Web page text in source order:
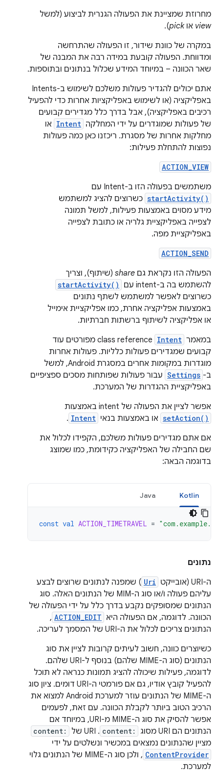
מחרוזת שמציינת את הפעולה הגנרית לביצוע (למשל
view אוpick
).
במקרה של כוונת שידור, זו הפעולה שהתרחשה
ומדווחת. הפעולה קובעת במידה רבה את המבנה של
שאר הכוונה – במיוחד המידע שכלול בנתונים ובתוספות.
אתם יכולים להגדיר פעולות משלכם לשימוש ב-Intents
באפליקציה (או לשימוש באפליקציות אחרות כדי להפעיל
רכיבים באפליקציה), אבל בדרך כלל מגדירים קבועים
של פעולות שמוגדרים על ידי המחלקה Intent או
מחלקות אחרות של מסגרת. ריכזנו כאן כמה פעולות
נפוצות להתחלת פעילות:
ACTION_VIEW
משתמשים בפעולה הזו ב-Intent עם
startActivity() כשרוצים להציג למשתמש
מידע מסוים באמצעות פעילות, למשל תמונה
לצפייה באפליקציית גלריה או כתובת לצפייה
באפליקציית מפה.
ACTION_SEND
הפעולה הזו נקראת גם share (שיתוף), וצריך
להשתמש בה ב-intent עם
startActivity()
כשרוצים לאפשר למשתמש לשתף נתונים
באמצעות אפליקציה אחרת, כמו אפליקציית אימייל
או אפליקציה לשיתוף ברשתות חברתיות.
במאמר Intent
class reference מפורטים עוד
קבועים שמגדירים פעולות כלליות. פעולות אחרות
מוגדרות במקומות אחרים במסגרת Android, למשל
ב- Settings עבור פעולות שפותחות מסכים ספציפיים
באפליקציית ההגדרות של המערכת.
אפשר לציין את הפעולה של intent באמצעות
setAction() או באמצעות בנאי Intent
.
אם אתם מגדירים פעולות משלכם, הקפידו לכלול את
שם החבילה של האפליקציה כקידומת, כמו שמוצג
בדוגמה הבאה:
Kotlin
Java
const val ACTION_TIMETRAVEL =
נתונים
ה-URI (אובייקט
Uri ) שמפנה לנתונים שרוצים לבצע
עליהם פעולה ו/או סוג ה-MIM של הנתונים האלה. סוג
הנתונים שמסופקים נקבע בדרך כלל על ידי הפעולה של
הכוונה. לדוגמה, אם הפעולה היא ACTION_EDIT
,
הנתונים צריכים לכלול את ה-URI של המסמך לעריכה.
כשיוצרים כוונה, חשוב לעיתים קרובות לציין את סוג
הנתונים (סוג ה-MIME שלהם) בנוסף ל-URI שלהם.
לדוגמה, פעילות שיכולה להציג תמונות כנראה לא תוכל
להפעיל קובץ אודיו, גם אם פורמטי ה-URI דומים. ציון סוג
ה-MIME של הנתונים עוזר למערכת Android למצוא את
הרכיב הטוב ביותר לקבלת הכוונה. עם זאת, לפעמים
אפשר להסיק את סוג ה-MIME מ-URI, במיוחד אם
הנתונים הם URI מסוג
content: . ‫URI של content:
מציין שהנתונים נמצאים במכשיר ונשלטים על ידי
ContentProvider
, ולכן סוג ה-MIME של הנתונים גלוי
למערכת.